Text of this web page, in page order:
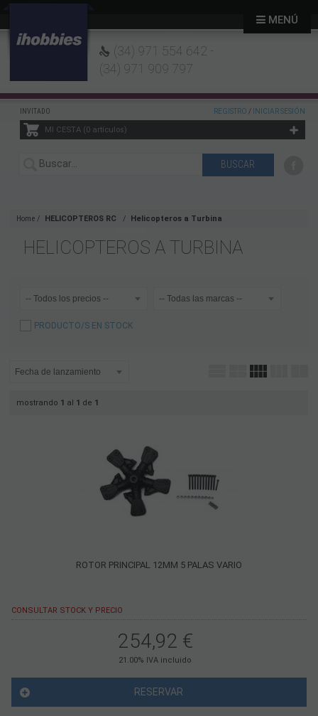
(34) 971 554 642 -
(34) 971 909 797
INVITADO REGISTRO / INICIAR SESIÓN
MI CESTA 0artículos
MENÚ
Home HELICOPTEROS RC Helicopteros a Turbina
HELICOPTEROS A TURBINA
PRODUCTO/S EN STOCK
mostrando 1 al 1 de 1
ROTOR PRINCIPAL 12MM 5 PALAS VARIO
CONSULTAR STOCK Y PRECIO
254,92 €
21.00% IVA incluido
RESERVAR